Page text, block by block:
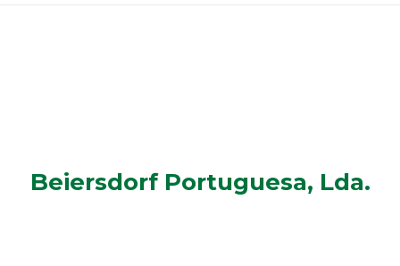
Beiersdorf Portuguesa, Lda.